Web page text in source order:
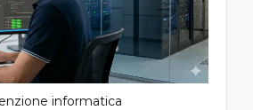
informatica